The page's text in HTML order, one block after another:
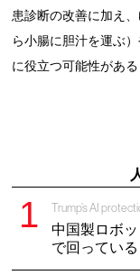
患診断の改善に加え
ら小腸に胆汁を運ぶ
に役立つ可能性がある
Trump’s AI
中国製ロボ
で回っている